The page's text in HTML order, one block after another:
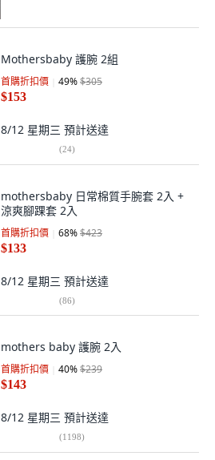
Mothersbaby 護腕 2組
首購折扣價 49%$305
$153
8/12 星期三 預計送達
(24)
mothersbaby 日常棉質手腕套 2入 +
涼爽腳踝套 2入
首購折扣價 68%$423
$133
8/12 星期三 預計送達
(86)
mothers baby 護腕 2入
首購折扣價 40%$239
$143
8/12 星期三 預計送達
(1198)